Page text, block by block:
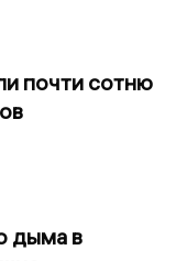
почти сотню
дыма в